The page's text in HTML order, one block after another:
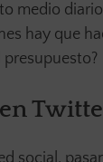
medio
hay que
social,